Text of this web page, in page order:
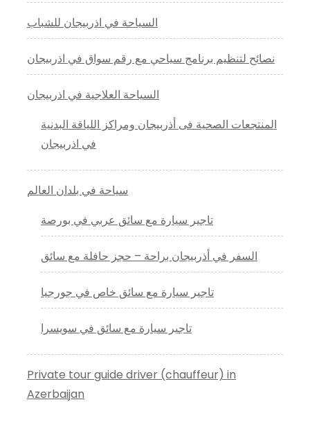
السياحة في اذربيجان للشباب
نصائح لتنظيم برنامج سياحي مع رقم سواق في اذربيجان
السياحة العلاجية في اذربيجان
المنتجعات الصحية فى أذربيجان ومراكز اللياقة البدنية
في اذربيجان
سياحة في بلدان العالم
تاجير سيارة مع سائق عربي في بورصة
السفر في أذربيجان براحة – حجز حافلة مع سائق
تاجير سيارة مع سائق خاص في جورجيا
تاجير سيارة مع سائق في سويسرا
Private tour guide driver (chauffeur) in
Azerbaijan